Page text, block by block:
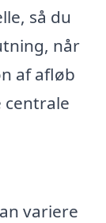
så du
når
af afløb
centrale
variere